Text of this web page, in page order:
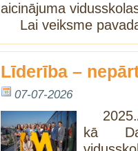
aicinājuma
Lai veiksme
Līderība –
07-07-2026
kā